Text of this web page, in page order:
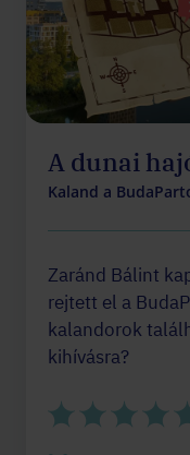
A dunai
Kaland a
Zaránd Bálint
rejtett el a
kalandorok
kihívásra?